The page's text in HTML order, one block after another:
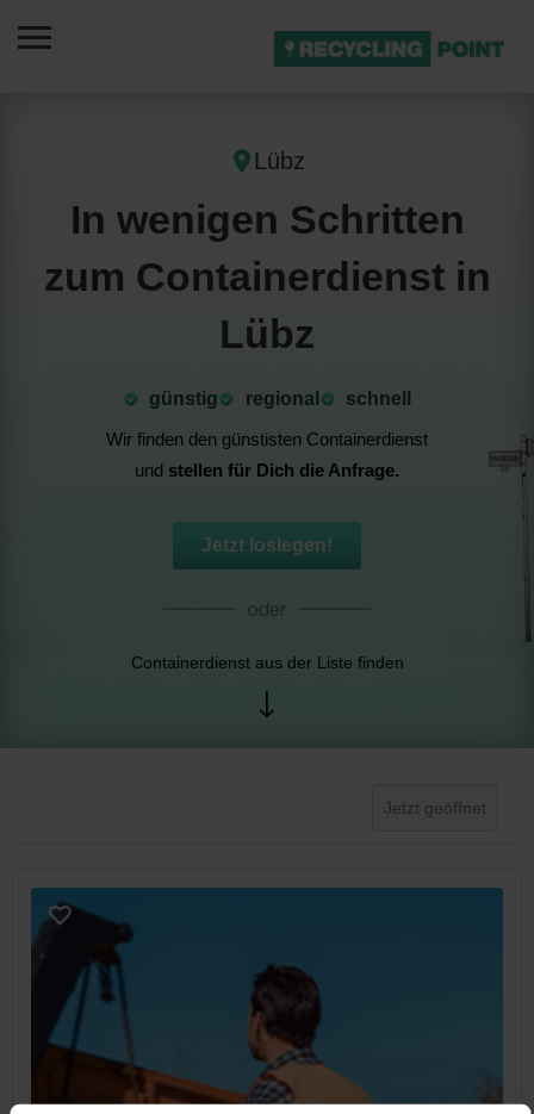
Lübz
In wenigen Schritten
zum Containerdienst in
Lübz
günstig ⁠regional
schnell
Wir finden den günstisten Containerdienst
und stellen für Dich die Anfrage.
Jetzt loslegen!
Containerdienst aus der Liste finden
Jetzt geöffnet